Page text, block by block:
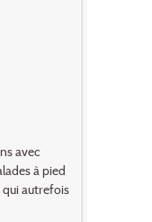
avec
à pied
qui autrefois